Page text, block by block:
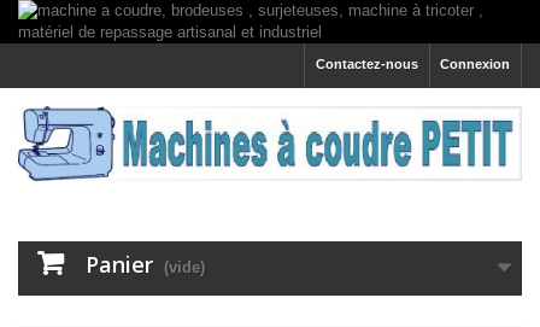
Connexion
Contactez-nous
Panier (vide)